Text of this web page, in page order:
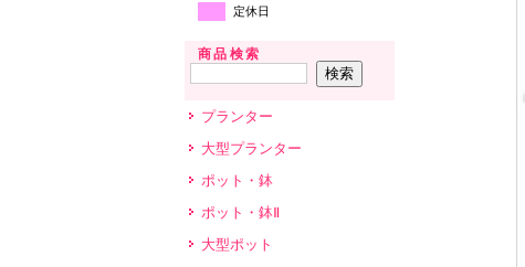
定休日
商品検索
プランター
大型プランター
ポット・鉢
ポット・鉢Ⅱ
大型ポット